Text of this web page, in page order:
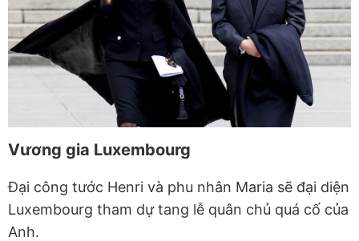
Vương gia Luxembourg
Đại công tước Henri và phu nhân Maria sẽ đại diện
Luxembourg tham dự tang lễ quân chủ quá cố của
Anh.